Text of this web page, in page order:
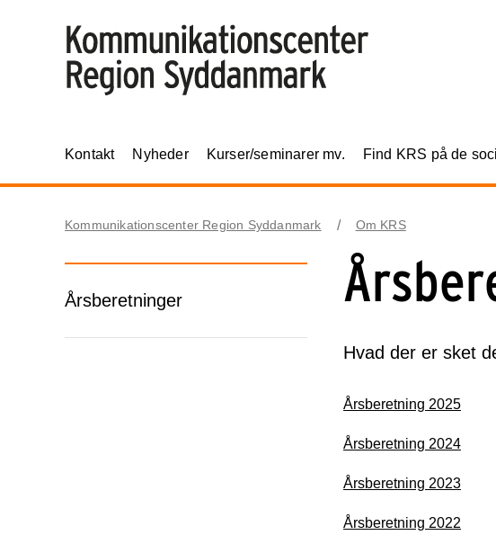
Kontakt Nyheder Kurser/seminarer mv. Find KRS på de
Kommunikationscenter Region Syddanmark Om KRS
Årsberetninger
Hvad der er sket
Årsberetning 2025
Årsberetning 2024
Årsberetning 2023
Årsberetning 2022